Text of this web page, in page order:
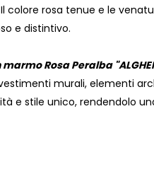
rosa tenue e le
e distintivo.
Rosa Peralba
murali, elementi
e stile unico, rendendolo